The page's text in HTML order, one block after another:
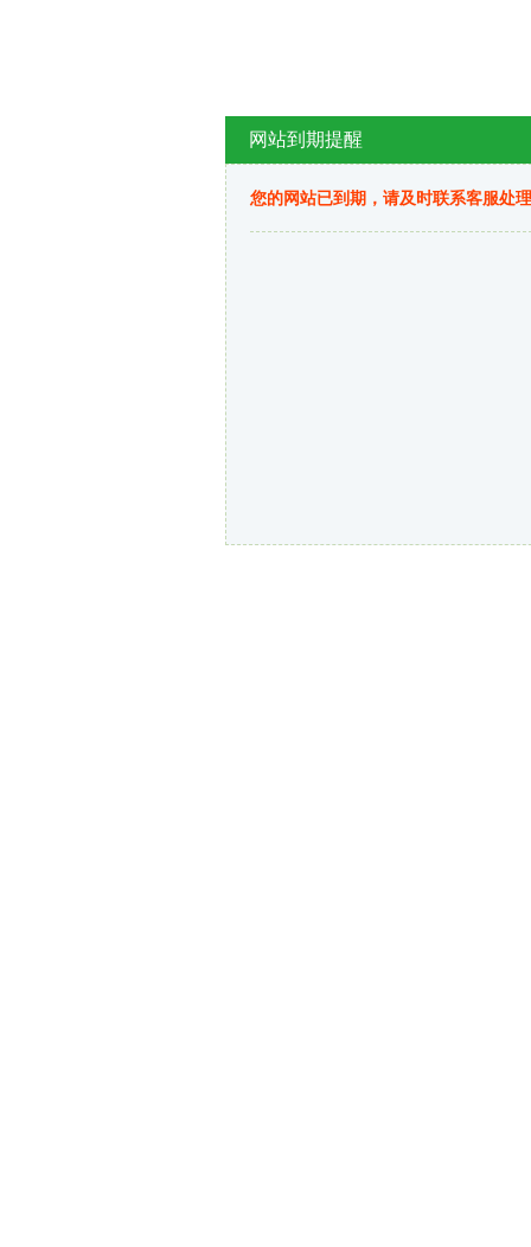
网站到期提醒
您的网站已到期，请及时联系客服处理